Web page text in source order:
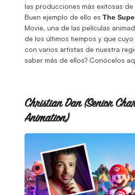
las producciones más exitosas
Buen ejemplo de ello es The
Movie, una de las películas
de los últimos tiempos y que
con varios artistas de nuestra
saber más de ellos? Conócelos
Christian Dan (Senior
Animation)